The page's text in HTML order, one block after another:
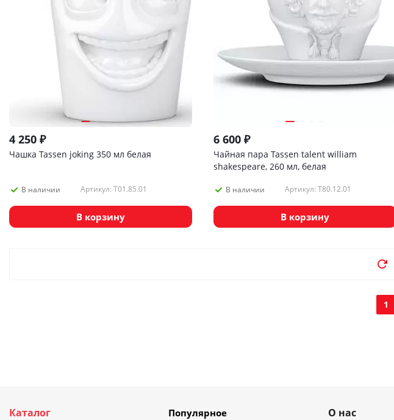
4 250 ₽
Чашка Tassen joking 350 мл белая
В наличии Артикул: T01.85.01
В корзину
6 600₽
Чайная пара Tassen talent william
shakespeare, 260 мл, белая
В наличии Артикул: T80.12.01
В корзину
1
Каталог Популярное О нас